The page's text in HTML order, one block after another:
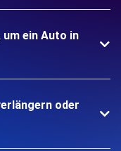
ein Auto in
oder